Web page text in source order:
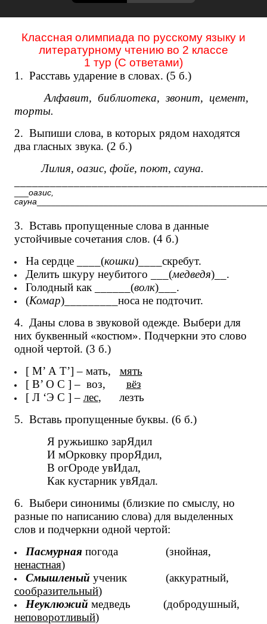
Классная олимпиада по русскому языку и
литературному чтению во 2 классе
1 тур (С ответами)
1. Расставь ударение в словах. (5 б.)
Алфавит, библиотека, звонит, цемент,
торты.
2. Выпиши слова, в которых рядом находятся
два гласных звука. (2 б.)
Лилия, оазис, фойе, поют, сауна.
оазис,
сауна
3. Вставь пропущенные слова в данные
устойчивые сочетания слов. (4 б.)
На сердце ____(кошки)____скребут.
Делить шкуру неубитого ___(медведя)__.
Голодный как ______(волк)___.
(Комар)_________носа не подточит.
4.
Даны слова в звуковой одежде. Выбери для
них буквенный «костюм». Подчеркни это слово
одной чертой. (3 б.)
[ М’ А Т’] – мать, мять
[ В’ О С ] – воз, вёз
[ Л ‘Э С ] – лес, лезть
5. Вставь пропущенные буквы. (6 б.)
Я ружьишко зарЯдил
И мОрковку прорЯдил,
В огОроде увИдал,
Как кустарник увЯдал.
6. Выбери синонимы (близкие по смыслу, но
разные по написанию слова) для выделенных
слов и подчеркни одной чертой:
Пасмурная погода (знойная,
ненастная)
Смышленый ученик (аккуратный,
сообразительный)
Неуклюжий медведь (добродушный,
неповоротливый)